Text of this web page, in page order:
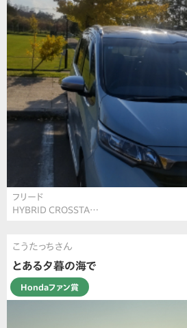
フリード
HYBRID CROSSTA…
こうたっちさん
とある夕暮の海で
Hondaファン賞